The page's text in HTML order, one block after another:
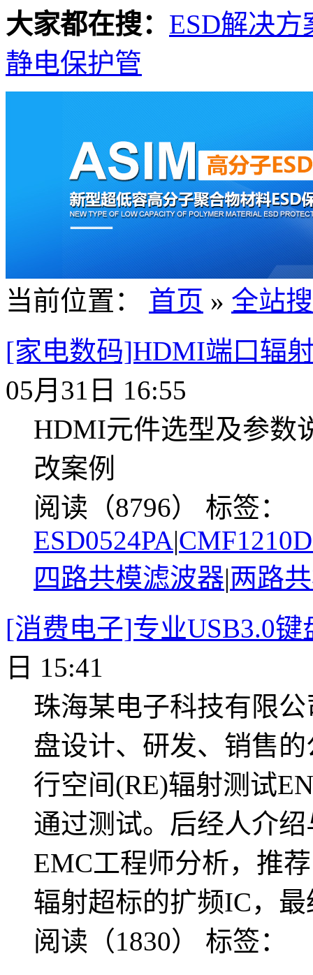
大家都在搜： ESD解决方
静电保护管
当前位置： 首页 » 全站
[家电数码]HDMI端口辐
05月31日 16:55
HDMI元件选型及参数
改案例
阅读（8796） 标签：
ESD0524PA|
四路共模滤波器|两路
[消费电子]专业USB3.0
日 15:41
珠海某电子科技有限
盘设计、研发、销售
行空间(RE)辐射测试
通过测试。后经人介
EMC工程师分析，推
辐射超标的扩频IC，
阅读（1830） 标签：